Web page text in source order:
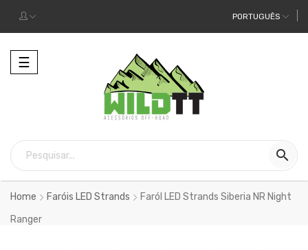
PORTUGUÊS
Alternar
a
☰

Home Faróis LED Strands
Faról LED Strands Siberia NR Night
Ranger